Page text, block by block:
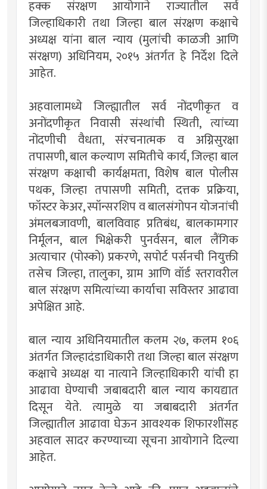
हक्क संरक्षण आयोगाने राज्यातील सर्व
जिल्हाधिकारी तथा जिल्हा बाल संरक्षण कक्षाचे
अध्यक्ष यांना बाल न्याय (मुलांची काळजी आणि
संरक्षण) अधिनियम, २०१५ अंतर्गत हे निर्देश दिले
आहेत.
अहवालामध्ये जिल्ह्यातील सर्व नोंदणीकृत व
अनोंदणीकृत निवासी संस्थांची स्थिती, त्यांच्या
नोंदणीची वैधता, संरचनात्मक व अग्निसुरक्षा
तपासणी, बाल कल्याण समितीचे कार्य, जिल्हा बाल
संरक्षण कक्षाची कार्यक्षमता, विशेष बाल पोलीस
पथक, जिल्हा तपासणी समिती, दत्तक प्रक्रिया,
फॉस्टर केअर, स्पॉन्सरशिप व बालसंगोपन योजनांची
अंमलबजावणी, बालविवाह प्रतिबंध, बालकामगार
निर्मूलन, बाल भिक्षेकरी पुनर्वसन, बाल लैंगिक
अत्याचार (पोस्को) प्रकरणे, सपोर्ट पर्सनची नियुक्ती
तसेच जिल्हा, तालुका, ग्राम आणि वॉर्ड स्तरावरील
बाल संरक्षण समित्यांच्या कार्याचा सविस्तर आढावा
अपेक्षित आहे.
बाल न्याय अधिनियमातील कलम २७, कलम १०६
अंतर्गत जिल्हादंडाधिकारी तथा जिल्हा बाल संरक्षण
कक्षाचे अध्यक्ष या नात्याने जिल्हाधिकारी यांची हा
आढावा घेण्याची जबाबदारी बाल न्याय कायद्यात
दिसून येते. त्यामुळे या जबाबदारी अंतर्गत
जिल्ह्यातील आढावा घेऊन आवश्यक शिफारशींसह
अहवाल सादर करण्याच्या सूचना आयोगाने दिल्या
आहेत.